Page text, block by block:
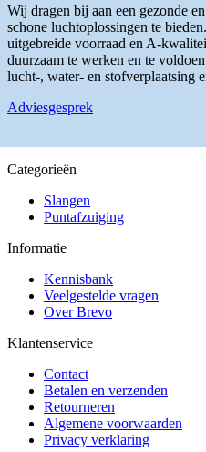
op
de
productpagina
de
Wij dragen bij aan een gezonde
schone luchtoplossingen te
uitgebreide voorraad en A-
duurzaam te werken en te
lucht-, water- en stofverplaatsing
Adviesgesprek
Categorieën
Slangen
Puntafzuiging
Informatie
Kennisbank
Veelgestelde vragen
Over Brevo
Klantenservice
Contact
Betalen en verzenden
Retourneren
Algemene voorwaarden
Privacy verklaring